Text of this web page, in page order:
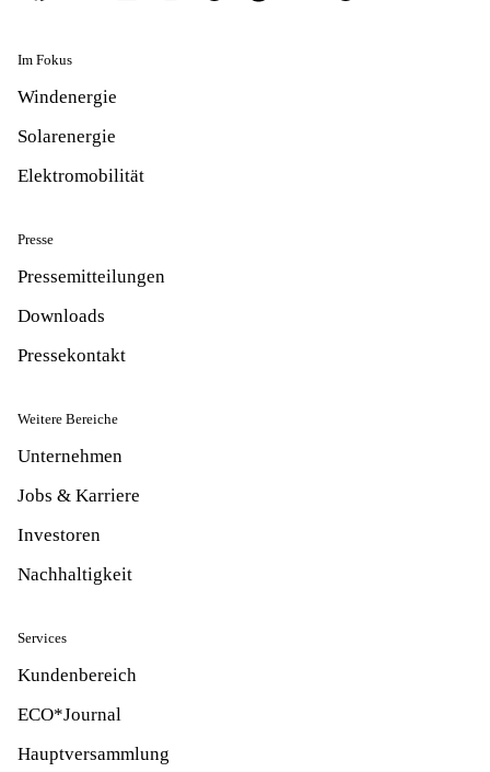
Im Fokus
Windenergie
Solarenergie
Elektromobilität
Presse
Pressemitteilungen
Downloads
Pressekontakt
Weitere Bereiche
Unternehmen
Jobs & Karriere
Investoren
Nachhaltigkeit
Services
Kundenbereich
ECO*Journal
Hauptversammlung